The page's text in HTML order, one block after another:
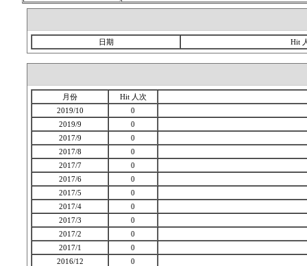
日期 Hit
月份
Hit 人次
2019/10
0
2019/9
0
2017/9
0
2017/8
0
2017/7
0
2017/6
0
2017/5
0
2017/4
0
2017/3
0
2017/2
0
2017/1
0
2016/12
0